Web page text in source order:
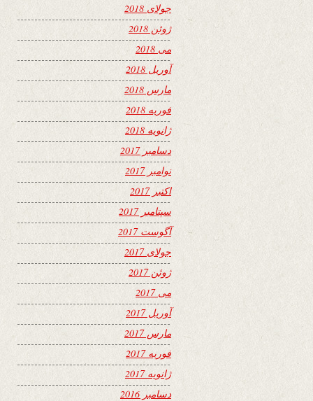
جولای 2018
ژوئن 2018
می 2018
آوریل 2018
مارس 2018
فوریه 2018
ژانویه 2018
دسامبر 2017
نوامبر 2017
اکتبر 2017
سپتامبر 2017
آگوست 2017
جولای 2017
ژوئن 2017
می 2017
آوریل 2017
مارس 2017
فوریه 2017
ژانویه 2017
دسامبر 2016